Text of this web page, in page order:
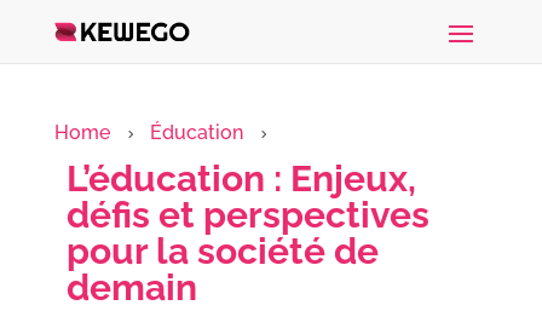
Home 5 Éducation 5
L’éducation : Enjeux,
défis et perspectives
pour la société de
demain